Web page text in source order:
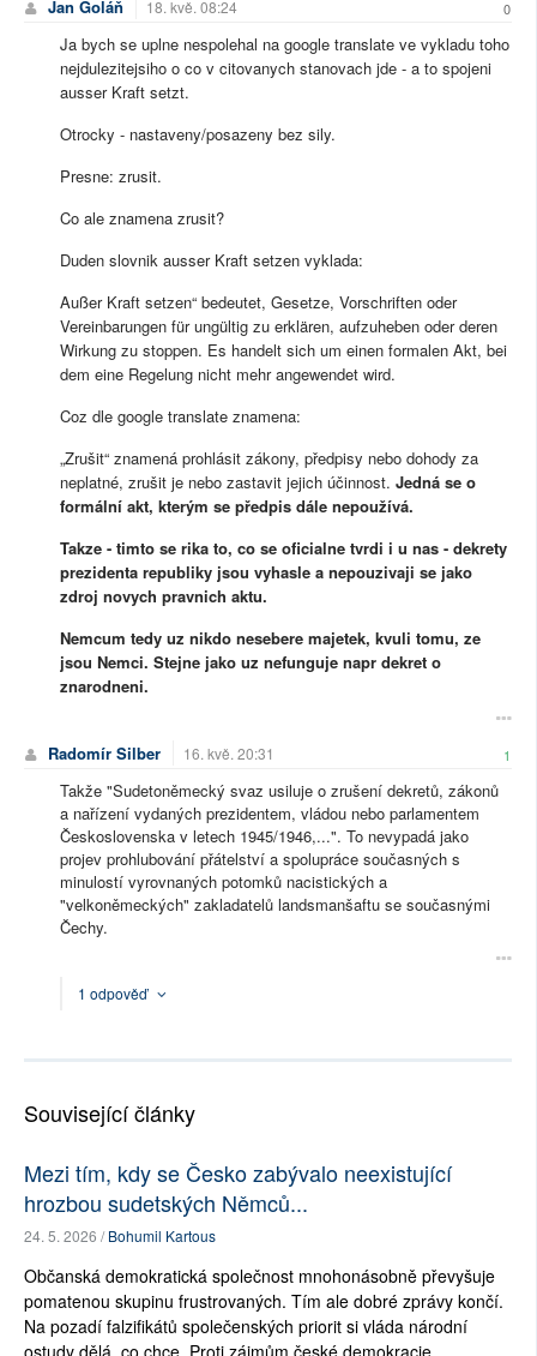
Jan Goláň 18. kvě. 08:24 0
Ja bych se uplne nespolehal na google translate ve vykladu toho
nejdulezitejsiho o co v citovanych stanovach jde - a to spojeni
ausser Kraft setzt.
Otrocky - nastaveny/posazeny bez sily.
Presne: zrusit.
Co ale znamena zrusit?
Duden slovnik ausser Kraft setzen vyklada:
Außer Kraft setzen“ bedeutet, Gesetze, Vorschriften oder
Vereinbarungen für ungültig zu erklären, aufzuheben oder deren
Wirkung zu stoppen. Es handelt sich um einen formalen Akt, bei
dem eine Regelung nicht mehr angewendet wird.
Coz dle google translate znamena:
„Zrušit“ znamená prohlásit zákony, předpisy nebo dohody za
neplatné, zrušit je nebo zastavit jejich účinnost. Jedná se o
formální akt, kterým se předpis dále nepoužívá.
Takze - timto se rika to, co se oficialne tvrdi i u nas - dekrety
prezidenta republiky jsou vyhasle a nepouzivaji se jako
zdroj novych pravnich aktu.
Nemcum tedy uz nikdo nesebere majetek, kvuli tomu, ze
jsou Nemci. Stejne jako uz nefunguje napr dekret o
znarodneni.
Radomír Silber 16. kvě. 20:31 1
Takže "Sudetoněmecký svaz usiluje o zrušení dekretů, zákonů
a nařízení vydaných prezidentem, vládou nebo parlamentem
Československa v letech 1945/1946,...". To nevypadá jako
projev prohlubování přátelství a spolupráce současných s
minulostí vyrovnaných potomků nacistických a
"velkoněmeckých" zakladatelů landsmanšaftu se současnými
Čechy.
1 odpověď
Související články
Mezi tím, kdy se Česko zabývalo neexistující
hrozbou sudetských Němců...
24. 5. 2026 /Bohumil Kartous
Občanská demokratická společnost mnohonásobně převyšuje
pomatenou skupinu frustrovaných. Tím ale dobré zprávy končí.
Na pozadí falzifikátů společenských priorit si vláda národní